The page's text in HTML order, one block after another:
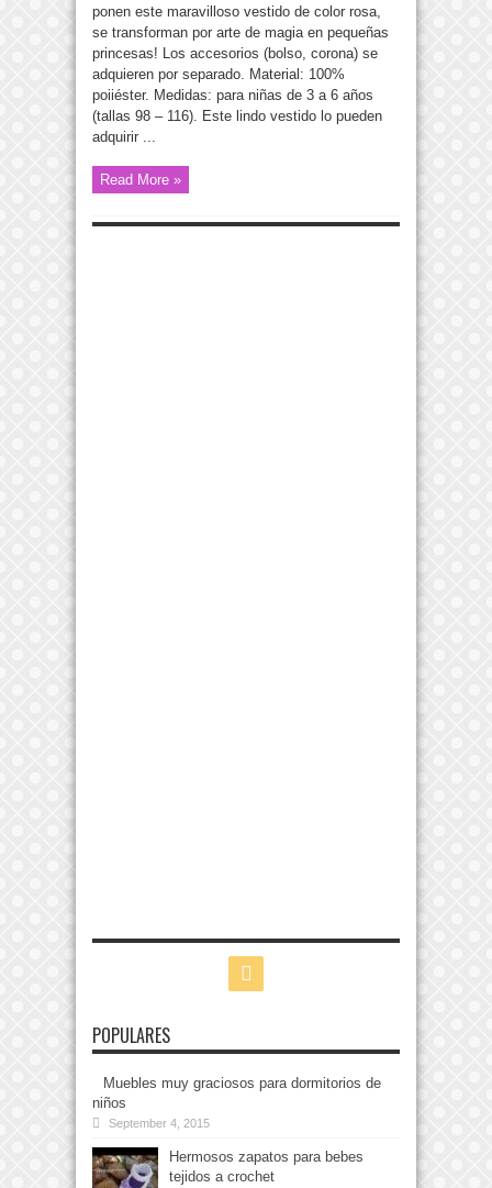
ponen este maravilloso vestido de color rosa,
se transforman por arte de magia en pequeñas
princesas! Los accesorios (bolso, corona) se
adquieren por separado. Material: 100%
poiiéster. Medidas: para niñas de 3 a 6 años
(tallas 98 – 116). Este lindo vestido lo pueden
adquirir ...
Read More »
POPULARES
Muebles muy graciosos para dormitorios de
niños
September 4, 2015
Hermosos zapatos para bebes
tejidos a crochet